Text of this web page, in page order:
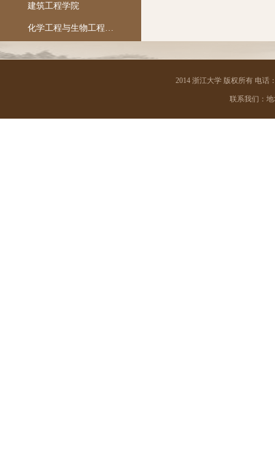
建筑工程学院
化学工程与生物工程学院
海洋学院
光电科学与工程学院
2014 浙江大学 版权所有 电话
联系我们：地